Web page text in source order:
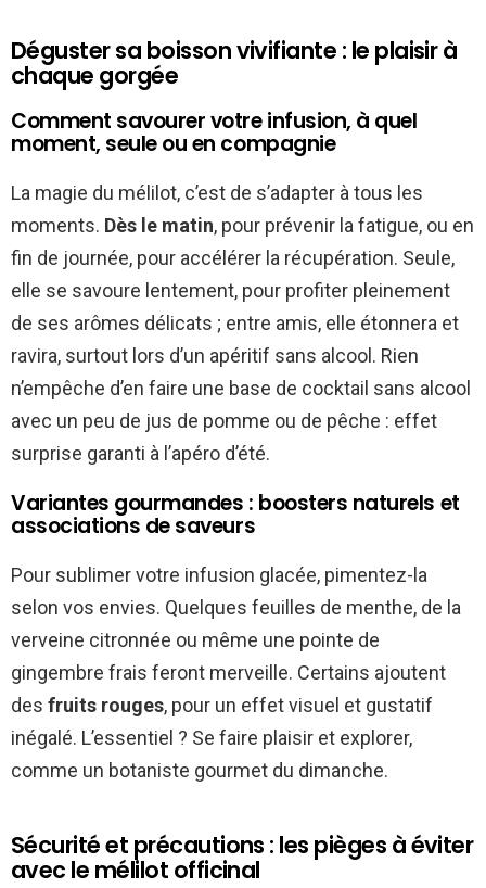
Déguster sa boisson vivifiante : le plaisir à
chaque gorgée
Comment savourer votre infusion, à quel
moment, seule ou en compagnie
La magie du mélilot, c’est de s’adapter à tous les
moments. Dès le matin, pour prévenir la fatigue, ou en
fin de journée, pour accélérer la récupération. Seule,
elle se savoure lentement, pour profiter pleinement
de ses arômes délicats ; entre amis, elle étonnera et
ravira, surtout lors d’un apéritif sans alcool. Rien
n’empêche d’en faire une base de cocktail sans alcool
avec un peu de jus de pomme ou de pêche : effet
surprise garanti à l’apéro d’été.
Variantes gourmandes : boosters naturels et
associations de saveurs
Pour sublimer votre infusion glacée, pimentez-la
selon vos envies. Quelques feuilles de menthe, de la
verveine citronnée ou même une pointe de
gingembre frais feront merveille. Certains ajoutent
des fruits rouges, pour un effet visuel et gustatif
inégalé. L’essentiel ? Se faire plaisir et explorer,
comme un botaniste gourmet du dimanche.
Sécurité et précautions : les pièges à éviter
avec le mélilot officinal